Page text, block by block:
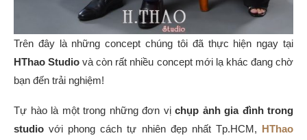
Trên đây là những concept chúng tôi đã thực hiện ngay tại
HThao Studio và còn rất nhiều concept mới lạ khác đang chờ
bạn đến trải nghiệm!
Tự hào là một trong những đơn vị chụp ảnh gia đình trong
studiovới phong cách tự nhiênđẹp nhất Tp.HCM, HThao